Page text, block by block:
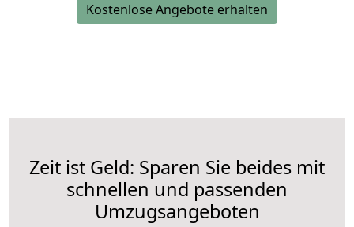
Kostenlose Angebote erhalten
Zeit ist Geld: Sparen Sie beides mit
schnellen und passenden
Umzugsangeboten